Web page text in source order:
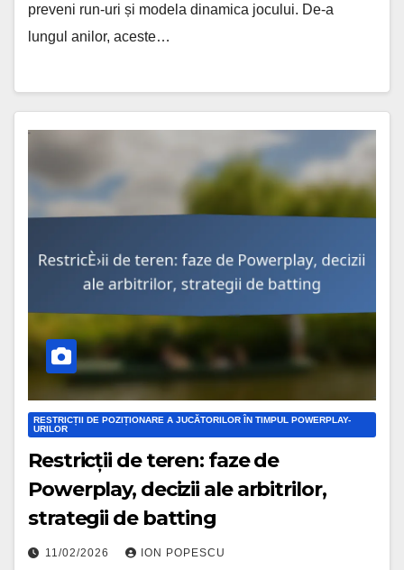
preveni run-uri și modela dinamica jocului. De-a
lungul anilor, aceste…
RESTRICȚII DE POZIȚIONARE A JUCĂTORILOR ÎN TIMPUL POWERPLAY-
URILOR
Restricții de teren: faze de
Powerplay, decizii ale arbitrilor,
strategii de batting
11/02/2026 ION POPESCU